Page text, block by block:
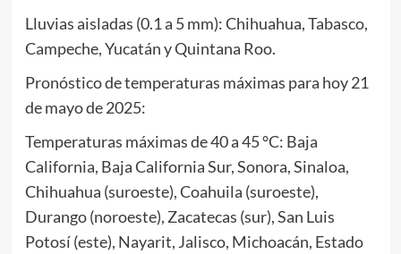
Lluvias aisladas (0.1 a 5 mm): Chihuahua, Tabasco,
Campeche, Yucatán y Quintana Roo.
Pronóstico de temperaturas máximas para hoy 21
de mayo de 2025:
Temperaturas máximas de 40 a 45 °C: Baja
California, Baja California Sur, Sonora, Sinaloa,
Chihuahua (suroeste), Coahuila (suroeste),
Durango (noroeste), Zacatecas (sur), San Luis
Potosí (este), Nayarit, Jalisco, Michoacán, Estado